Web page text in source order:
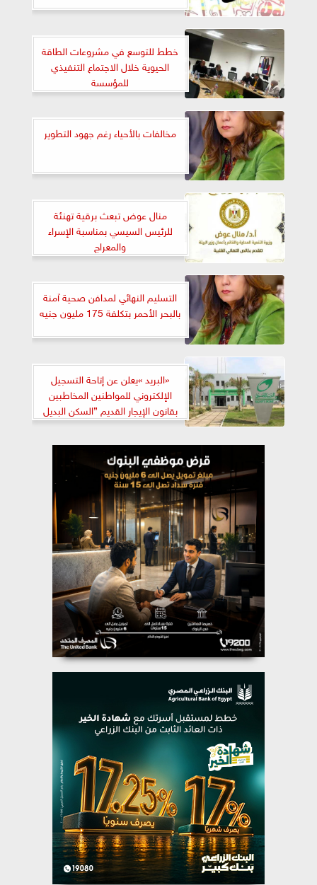
خطط للتوسع في مشروعات الطاقة
الحيوية خلال الاجتماع التنفيذي
للمؤسسة
مخالفات بالأحياء رغم جهود التطوير
منال عوض تبعث برقية تهنئة
للرئيس السيسي بمناسبة الإسراء
والمعراج
التسليم النهائي لمدافن صحية آمنة
بالبحر الأحمر بتكلفة 175 مليون جنيه
«البريد »يعلن عن إتاحة التسجيل
الإلكتروني للمواطنين المخاطبين
بقانون الإيجار القديم ”السكن البديل
”.. من خلال ٥٠٠ مكتب بريد على
مستوى الجمهورية